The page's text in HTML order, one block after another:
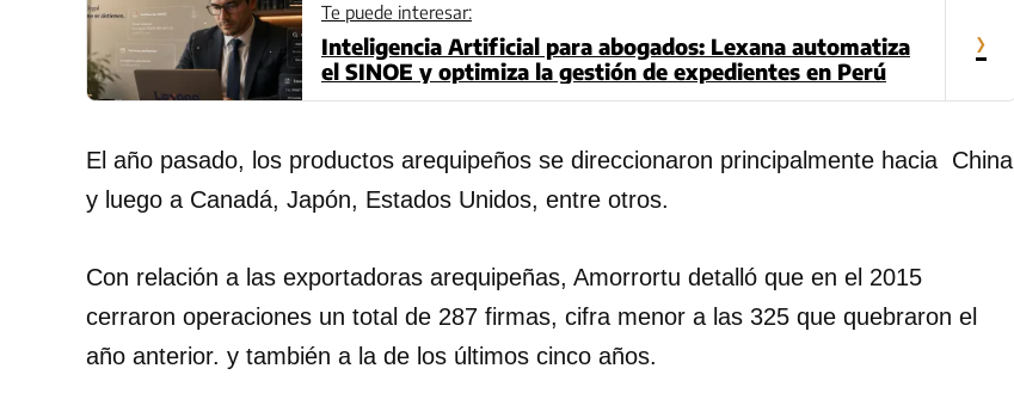
Te puede interesar:
Inteligencia Artificial para abogados: Lexana automatiza
el SINOE y optimiza la gestión de expedientes en Perú
›
El año pasado, los productos arequipeños se direccionaron principalmente hacia China
y luego a Canadá, Japón, Estados Unidos, entre otros.
Con relación a las exportadoras arequipeñas, Amorrortu detalló que en el 2015
cerraron operaciones un total de 287 firmas, cifra menor a las 325 que quebraron el
año anterior. y también a la de los últimos cinco años.